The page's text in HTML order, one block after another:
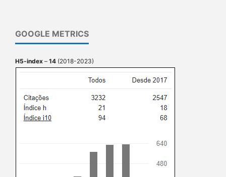
GOOGLE METRICS
H5-index – 14 (2018-2023)